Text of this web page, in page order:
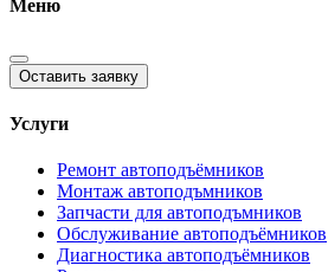
Меню
Оставить заявку
Услуги
Ремонт автоподъёмников
Монтаж автоподъмников
Запчасти для автоподъмников
Обслуживание автоподъёмников
Диагностика автоподъёмников